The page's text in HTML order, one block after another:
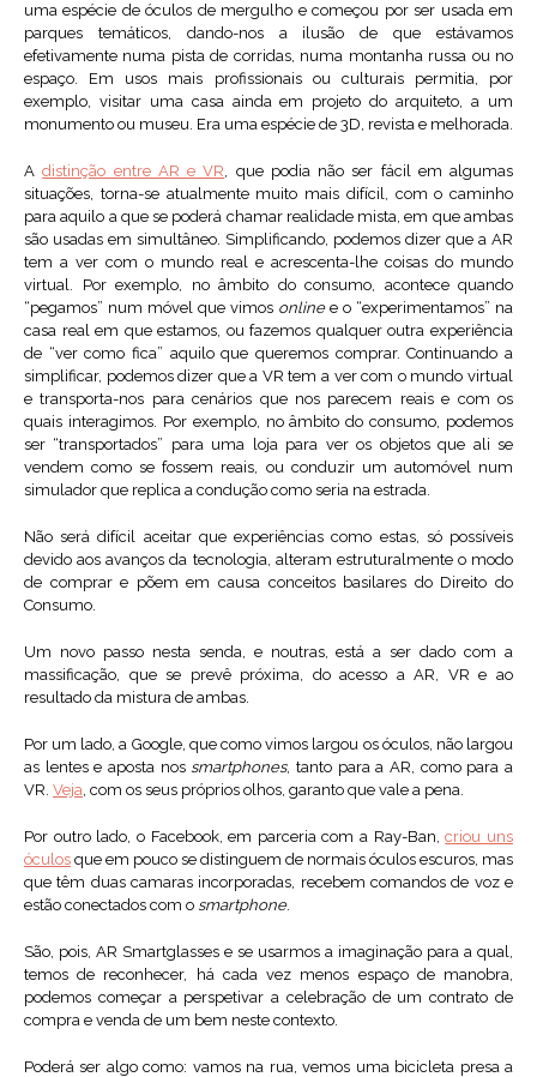
uma espécie de óculos de mergulho e começou por ser usada em
parques temáticos, dando-nos a ilusão de que estávamos
efetivamente numa pista de corridas, numa montanha russa ou no
espaço. Em usos mais profissionais ou culturais permitia, por
exemplo, visitar uma casa ainda em projeto do arquiteto, a um
monumento ou museu. Era uma espécie de 3D, revista e melhorada.
Adistinção entre AR e VR, que podia não ser fácil em algumas
situações, torna-se atualmente muito mais difícil, com o caminho
para aquilo a que se poderá chamar realidade mista, em que ambas
são usadas em simultâneo. Simplificando, podemos dizer que a AR
tem a ver com o mundo real e acrescenta-lhe coisas do mundo
virtual. Por exemplo, no âmbito do consumo, acontece quando
“pegamos” num móvel que vimos onlinee o “experimentamos” na
casa real em que estamos, ou fazemos qualquer outra experiência
de “ver como fica” aquilo que queremos comprar. Continuando a
simplificar, podemos dizer que a VR tem a ver com o mundo virtual
e transporta-nos para cenários que nos parecem reais e com os
quais interagimos. Por exemplo, no âmbito do consumo, podemos
ser “transportados” para uma loja para ver os objetos que ali se
vendem como se fossem reais, ou conduzir um automóvel num
simulador que replica a condução como seria na estrada.
Não será difícil aceitar que experiências como estas, só possíveis
devido aos avanços da tecnologia, alteram estruturalmente o modo
de comprar e põem em causa conceitos basilares do Direito do
Consumo.
Um novo passo nesta senda, e noutras, está a ser dado com a
massificação, que se prevê próxima, do acesso a AR, VR e ao
resultado da mistura de ambas.
Por um lado, a Google, que como vimos largou os óculos, não largou
as lentes e aposta nos smartphones, tanto para a AR, como para a
VR. Veja, com os seus próprios olhos, garanto que vale a pena.
Por outro lado, o Facebook, em parceria com a Ray-Ban,criou uns
óculos que em pouco se distinguem de normais óculos escuros, mas
que têm duas camaras incorporadas, recebem comandos de voz e
estão conectados com o smartphone.
São, pois, AR Smartglasses e se usarmos a imaginação para a qual,
temos de reconhecer, há cada vez menos espaço de manobra,
podemos começar a perspetivar a celebração de um contrato de
compra e venda de um bem neste contexto.
Poderá ser algo como: vamos na rua, vemos uma bicicleta presa a